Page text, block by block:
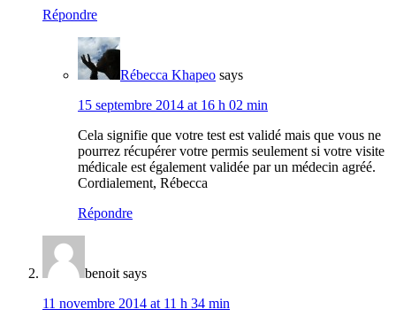
Répondre
Rébecca Khapeo says
15 septembre 2014 at 16 h 02 min
Cela signifie que votre test est validé mais que vous ne
pourrez récupérer votre permis seulement si votre visite
médicale est également validée par un médecin agréé.
Cordialement, Rébecca
Répondre
benoit says
11 novembre 2014 at 11 h 34 min